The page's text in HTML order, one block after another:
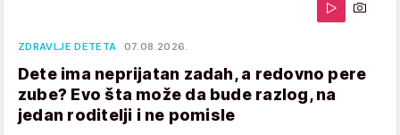
ZDRAVLJE DETETA 07.08.2026.
Dete ima neprijatan zadah, a redovno pere
zube? Evo šta može da bude razlog, na
jedan roditelji i ne pomisle